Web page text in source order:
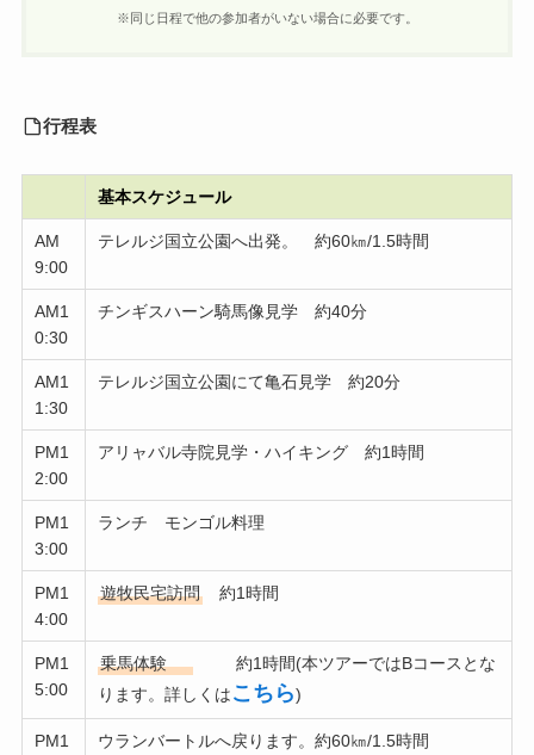
※同じ日程で他の参加者がいない場合に必要です。
行程表
基本スケジュール
AM
9:00
テレルジ国立公園へ出発。 約60㎞/1.5時間
AM1
0:30
チンギスハーン騎馬像見学 約40分
AM1
1:30
テレルジ国立公園にて亀石見学 約20分
PM1
2:00
アリャバル寺院見学・ハイキング 約1時間
PM1
3:00
ランチ モンゴル料理
PM1
4:00
遊牧民宅訪問 約1時間
PM1
5:00
乗馬体験
約1時間(本ツアーではBコースとな
ります。詳しくはこちら)
PM1
ウランバートルへ戻ります。約60㎞/1.5時間